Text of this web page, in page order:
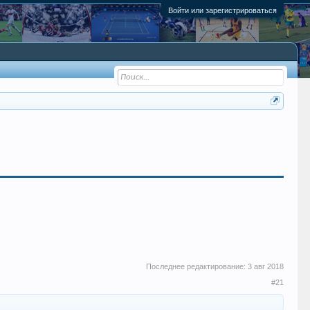
Войти или зарегистрироваться
Последнее редактирование: 3 авг 2018
#21